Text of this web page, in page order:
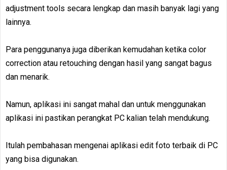
adjustment tools secara lengkap dan masih banyak lagi yang
lainnya.
Para penggunanya juga diberikan kemudahan ketika color
correction atau retouching dengan hasil yang sangat bagus
dan menarik.
Namun, aplikasi ini sangat mahal dan untuk menggunakan
aplikasi ini pastikan perangkat PC kalian telah mendukung.
Itulah pembahasan mengenai aplikasi edit foto terbaik di PC
yang bisa digunakan.